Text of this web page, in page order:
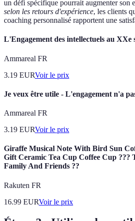
un défi spécifique pourrait augmenter son
selon les retours d'expérience, les clients
coaching personnalisé rapportent une
L'Engagement des intellectuels au XXe
Ammareal FR
3.19 EURVoir le prix
Je veux être utile - L'engagement n'a
Ammareal FR
3.19 EURVoir le prix
Giraffe Musical Note With Bird Sun
Gift Ceramic Tea Cup Coffee Cup ???
Family And Friends ??
Rakuten FR
16.99 EURVoir le prix